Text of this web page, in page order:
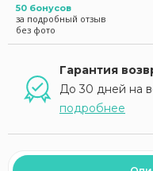
50 бонусов
за подробный отзыв
без фото
Гарантия
До 30 дней на
подробнее